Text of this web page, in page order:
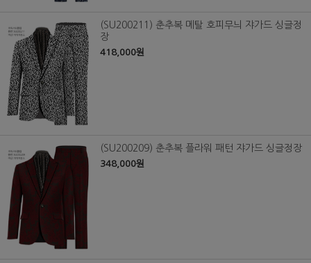
(SU200211) 춘추복 메탈 호피무늬 쟈가드 싱글정
장
418,000원
(SU200209) 춘추복 플라워 패턴 쟈가드 싱글정장
348,000원